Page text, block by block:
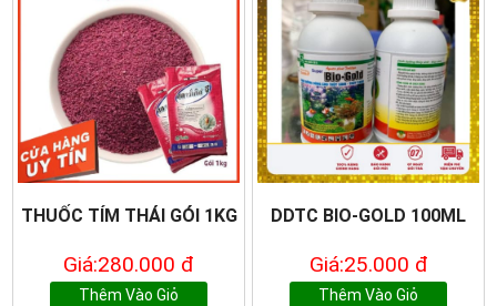
THUỐC TÍM THÁI GÓI 1KG
Giá:280.000 đ
Thêm Vào Giỏ
DDTC BIO-GOLD 100ML
Giá:25.000 đ
Thêm Vào Giỏ